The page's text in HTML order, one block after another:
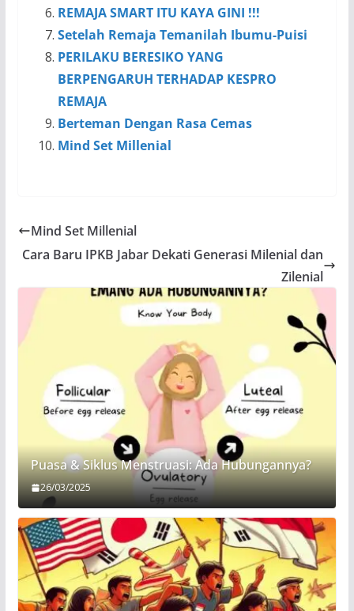
REMAJA SMART ITU KAYA GINI !!!
Setelah Remaja Temanilah Ibumu-Puisi
PERILAKU BERESIKO YANG
BERPENGARUH TERHADAP KESPRO
REMAJA
Berteman Dengan Rasa Cemas
Mind Set Millenial
Mind Set Millenial
Cara Baru IPKB Jabar Dekati Generasi Milenial dan
Zilenial
Puasa & Siklus Menstruasi: Ada Hubungannya?
26/03/2025